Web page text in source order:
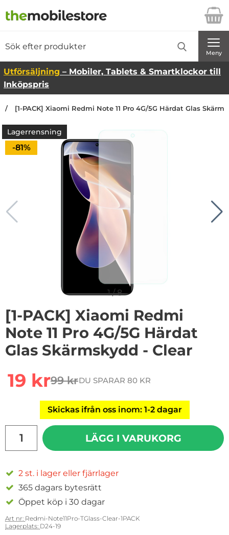
Startsidan för Danira Telecom AB
Meny
Utförsäljning – Mobiler, Tablets & Smartklockor till
Inköpspris
[1-PACK] Xiaomi Redmi Note 11 Pro 4G/5G Härdat Glas
Lagerrensning
Priset är nedsatt med
-81%
1/8
[1-PACK] Xiaomi Redmi
Note 11 Pro 4G/5G Härdat
Glas Skärmskydd - Clear
rea pris
19 krtidigare pris
99 krDU SPARAR 80 KR
Skickas ifrån oss inom: 1-2 dagar
LÄGG I VARUKORG
2 st. i lager eller fjärrlager
365 dagars bytesrätt
Öppet köp i 30 dagar
Art nr: Redmi-Note11Pro-TGlass-Clear-1PACK
Lagerplats: D24-19